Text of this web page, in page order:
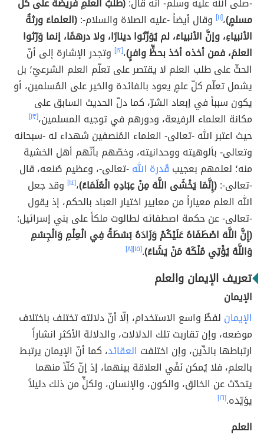
مسلمٍ)،[١١] وقال أيضاً -عليه الصلاة والسلام-:(العلماءَ ورثةُ
الأنبياءِ، وإنَّ الأنبياءَ، لم يُوَرِّثوا دينارًا، ولا درهمًا، إنما وَرّثوا
العلمَ، فمن أخذه أخذ بحظٍّ وافرٍ)،[١٢]
وتجدر الإشارة إلى أنّ
الحثّ على طلب العلم لا يقتصر على تعلّم العلم الشرعيّ؛ بل
يشمل تعلّم كلّ علمٍ يعود بالفائدة والخير على المُسلمين، أو
يكون سبباً في إبعاد الشرّ، كما دلّ الحديث السابق على
مكانة العلماء الرفيعة، ودورهم في توجيه المسلمين،[١٣]
حيث اعتبر الله -تعالى- العلماء المُنصفين شهداء له -سبحانه
وتعالى- بألوهيته ووحدانيته، وخصّهم بأنّهم أهل الخشية
منه؛ لعلمهم بعجيب قُدرة الله-تعالى-، وعظيم صُنعه، قال
-تعالى-:(إِنَّمَا يَخْشَى اللَّهَ مِنْ عِبَادِهِ الْعُلَمَاءُ)،[١٤]
وقد جعل
الله العلم معياراً من معايير اختيار العباد بالحكم، إذ يقول
-تعالى- عن حكمة اصطفائه لطالوت ملكاً على بني إسرائيل:
(إِنَّ اللَّهَ اصْطَفَاهُ عَلَيْكُمْ وَزَادَهُ بَسْطَةً فِي الْعِلْمِ وَالْجِسْمِ
وَاللَّهُ يُؤْتِي مُلْكَهُ مَنْ يَشَاءُ).[١٥] [٨]
تعريف الإيمان والعلم
الإيمان
الإيمان لفظٌ واسع الاستخدام، إلّا أنّ دلالته تختلف باختلاف
موضعه، وإن تقاربت تلك الدلالات، والدلالة الأكثر انشاراً
ارتباطها بالدِّين، وإن اختلفت العقائد، كما أنّ الإيمان يرتبط
بالعلم، فلا يُمكن نَفْي العلاقة بينهما، إذ إنّ كلّاً منهما
يتحدّث عن الخالق، والكون، والإنسان، ولكلٍّ من ذلك دليلاً
يؤيّده.[١٦]
العلم